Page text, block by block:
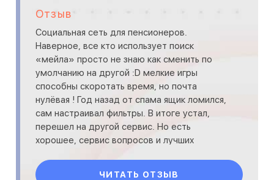
Отзыв
Социальная сеть для пенсионеров.
Наверное, все кто использует поиск
«мейла» просто не знаю как сменить по
умолчанию на другой :D мелкие игры
способны скоротать время, но почта
нулёвая ! Год назад от спама ящик ломился,
сам настраивал фильтры. В итоге устал,
перешел на другой сервис. Но есть
хорошее, сервис вопросов и лучших
спасибо.
ЧИТАТЬ ОТЗЫВ